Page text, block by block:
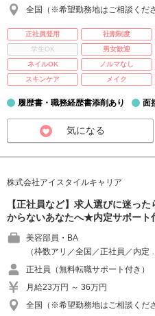
全国（※希望勤務地はご相談くださ
正社員登用 社割制度
学生OK
男女歓迎
ネイルOK
ノルマなし
スキンケア
メイク
履歴書・職務経歴書添削あり 面
気になる
株式会社アイスタイルキャリア
【正社員など】求人選びに迷っ
からないあなたへ★内定サポート
美容部員・BA
（枠数アリ／全国／正社員／内定
正社員（無料転職サポート付き）
月給23万円 ～ 36万円
全国（※希望勤務地はご相談くださ